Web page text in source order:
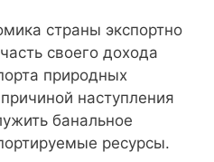
страны экспортно
своего дохода
природных
наступления
банальное
ресурсы.